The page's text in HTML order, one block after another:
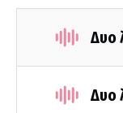
Δυο
Δυο